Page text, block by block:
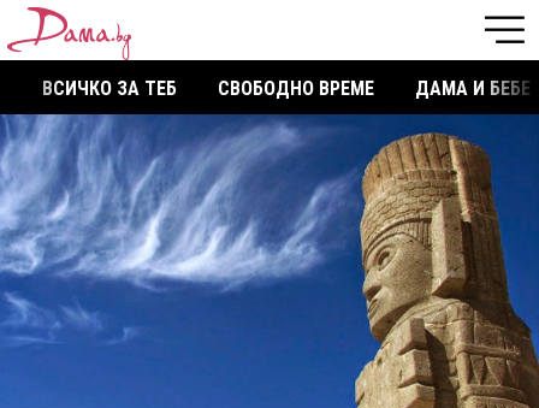
ВСИЧКО ЗА ТЕБ СВОБОДНО ВРЕМЕ ДАМА И БЕБЕ